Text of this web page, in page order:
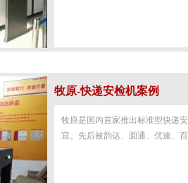
牧原-快递安检机案例
牧原是国内首家推出标准型快递
宜。先后被韵达、圆通、优速、